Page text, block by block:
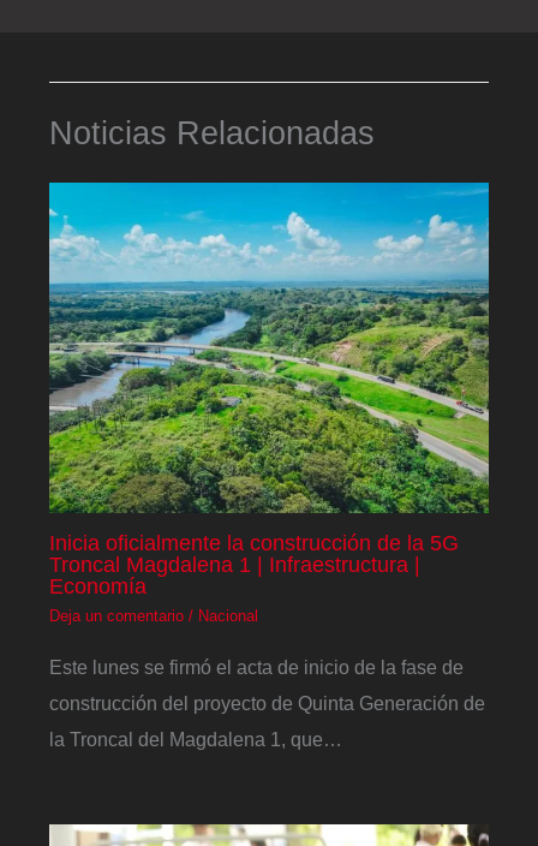
Noticias Relacionadas
Inicia oficialmente la construcción de la 5G
Troncal Magdalena 1 | Infraestructura |
Economía
Deja un comentario / Nacional
Este lunes se firmó el acta de inicio de la fase de
construcción del proyecto de Quinta Generación de
la Troncal del Magdalena 1, que…